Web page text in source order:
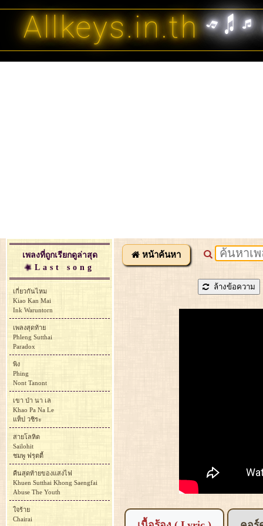
Allkeys.in.th
หน้าค้นหา
ล้างข้อความ
เพลงที่ถูกเรียกดูล่าสุด
Last song
เกี่ยวกันไหม
Kiao Kan Mai
Ink Waruntorn
เพลงสุดท้าย
Phleng Sutthai
Paradox
พิง
Phing
Nont Tanont
เขา ป่า นา เล
Khao Pa Na Le
แท็ป วชิระ
สายโลหิต
Sailohit
ชมพู ฟรุตตี้
คืนสุดท้ายของแสงไฟ
Khuen Sutthai Khong Saengfai
Abuse The Youth
ใจร้าย
Chairai